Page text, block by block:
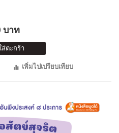
บาท
ตะกร้า
เพิ่มไปเปรียบเทียบ